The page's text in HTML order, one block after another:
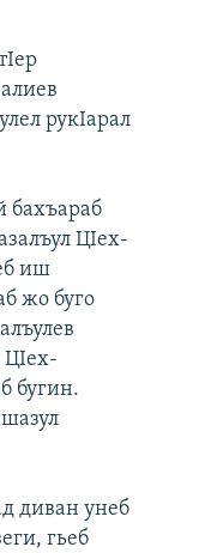
рукIарал
бахъараб
ЦIех-
иш
жо буго
ЦIех-
бугин.
диван унеб
гьеб